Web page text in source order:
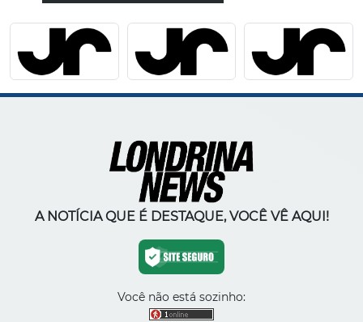
A NOTÍCIA QUE É DESTAQUE, VOCÊ VÊ AQUI!
Você não está sozinho: